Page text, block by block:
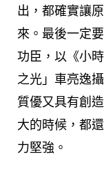
出，都確實讓
來。最後一定
功臣，以《小
之光」車亮逸
質優又具有創
大的時候，都
力堅強。